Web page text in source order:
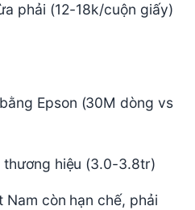
phải (12-18k/cuộn giấy)
Epson (30M dòng vs
thương hiệu (3.0-3.8tr)
còn hạn chế, phải